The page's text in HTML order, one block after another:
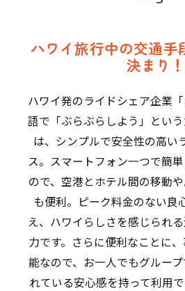
ハワイ旅行中の交通手
決まり！
ハワイ発のライドシェア企業
語で「ぶらぶらしよう」とい
は、シンプルで安全性の高い
ス。スマートフォン一つで簡
ので、空港とホテル間の移動
も便利。ピーク料金のない良
え、ハワイらしさを感じられ
力です。 さらに便利なことに
能なので、お一人でもグルー
れている安心感を持って利用で